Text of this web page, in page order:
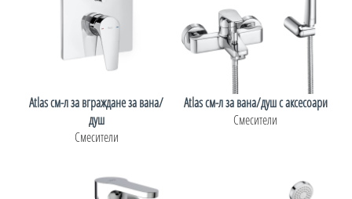
Atlas см-л за вграждане за вана/
душ
Смесители
Atlas см-л за вана/душ с аксесоари
Смесители